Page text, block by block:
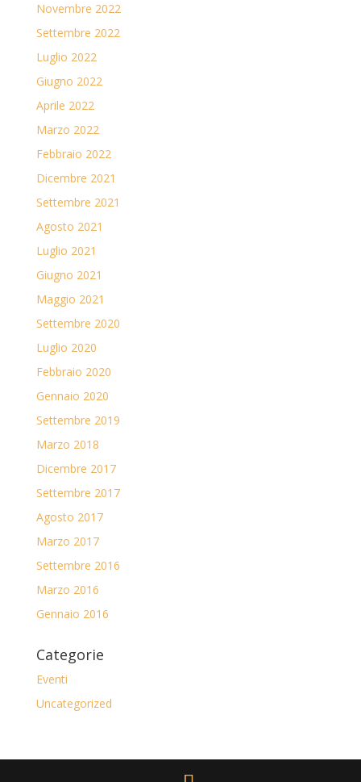
Novembre 2022
Settembre 2022
Luglio 2022
Giugno 2022
Aprile 2022
Marzo 2022
Febbraio 2022
Dicembre 2021
Settembre 2021
Agosto 2021
Luglio 2021
Giugno 2021
Maggio 2021
Settembre 2020
Luglio 2020
Febbraio 2020
Gennaio 2020
Settembre 2019
Marzo 2018
Dicembre 2017
Settembre 2017
Agosto 2017
Marzo 2017
Settembre 2016
Marzo 2016
Gennaio 2016
Categorie
Eventi
Uncategorized